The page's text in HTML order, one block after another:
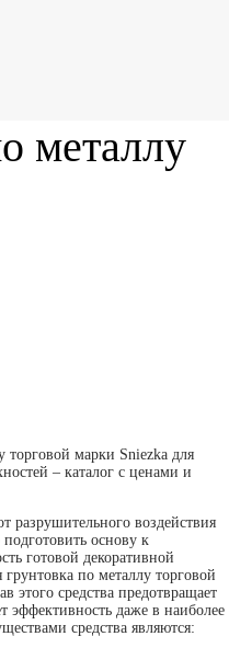
металлу
торговой марки Sniezka для
– каталог с ценами и
разрушительного воздействия
основу к
готовой декоративной
по металлу торговой
этого средства предотвращает
эффективность даже в наиболее
средства являются: